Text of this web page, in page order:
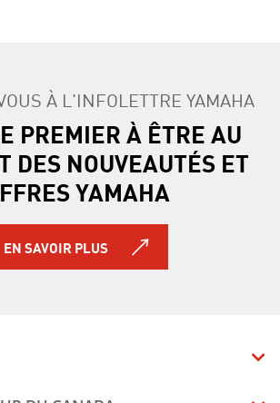
À L'INFOLETTRE YAMAHA
PREMIER À ÊTRE AU
DES NOUVEAUTÉS ET
YAMAHA
EN SAVOIR PLUS